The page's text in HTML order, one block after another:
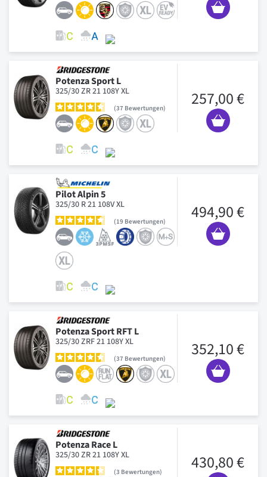
Potenza Sport L
325/30 ZR 21 108Y XL
37 Bewertungen 257,00 €
Pilot Alpin 5
325/30 R 21 108V XL
19 Bewertungen 494,90 €
Potenza Sport RFT L
325/30 ZRF 21 108Y XL
37 Bewertungen 352,10 €
Potenza Race L
325/30 ZR 21 108Y XL
3 Bewertungen 430,80 €